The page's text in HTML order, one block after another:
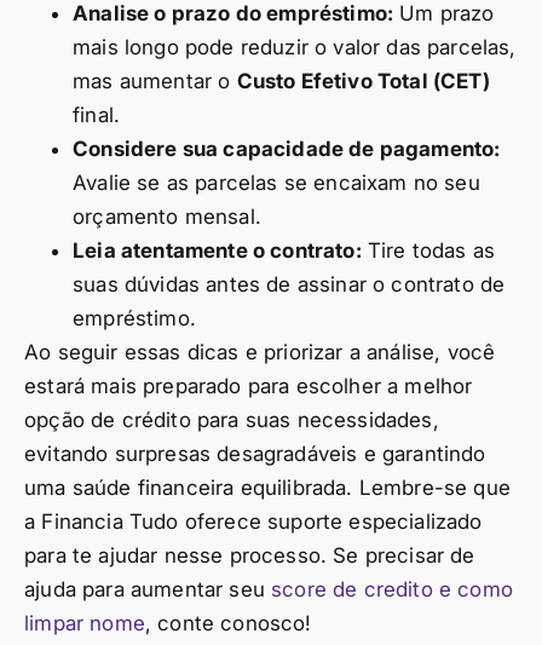
Analise o prazo do empréstimo: Um prazo
mais longo pode reduzir o valor das parcelas,
mas aumentar o Custo Efetivo Total (CET)
final.
Considere sua capacidade de pagamento:
Avalie se as parcelas se encaixam no seu
orçamento mensal.
Leia atentamente o contrato: Tire todas as
suas dúvidas antes de assinar o contrato de
empréstimo.
Ao seguir essas dicas e priorizar a análise, você
estará mais preparado para escolher a melhor
opção de crédito para suas necessidades,
evitando surpresas desagradáveis e garantindo
uma saúde financeira equilibrada. Lembre-se que
a Financia Tudo oferece suporte especializado
para te ajudar nesse processo. Se precisar de
ajuda para aumentar seu score de credito e como
limpar nome, conte conosco!